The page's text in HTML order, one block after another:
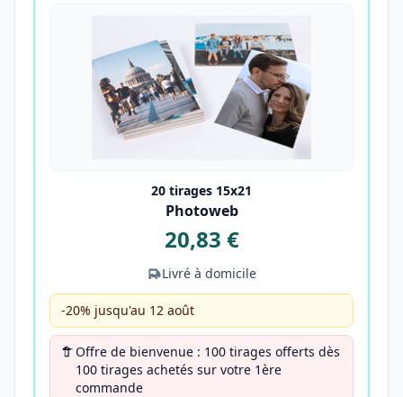
20 tirages 15x21
Photoweb
20,83 €
Livré à domicile
-20% jusqu'au 12 août
Offre de bienvenue : 100 tirages offerts dès
100 tirages achetés sur votre 1ère
commande